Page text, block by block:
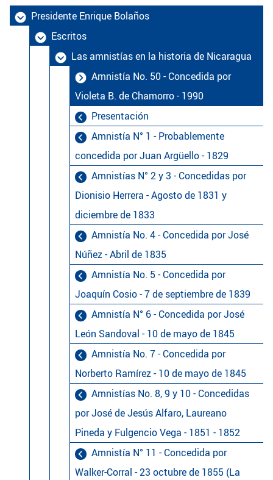
Presidente Enrique Bolaños
Escritos
Las amnistías en la historia de Nicaragua
Presentación
Amnistía N° 1 - Probablemente
concedida por Juan Argüello - 1829
Amnistías N° 2 y 3 - Concedidas por
Dionisio Herrera - Agosto de 1831 y
diciembre de 1833
Amnistía No. 4 - Concedida por José
Núñez - Abril de 1835
Amnistía No. 5 - Concedida por
Joaquín Cosio - 7 de septiembre de 1839
Amnistía N° 6 - Concedida por José
León Sandoval - 10 de mayo de 1845
Amnistía No. 7 - Concedida por
Norberto Ramírez - 10 de mayo de 1845
Amnistías No. 8, 9 y 10 - Concedidas
por José de Jesús Alfaro, Laureano
Pineda y Fulgencio Vega - 1851 - 1852
Amnistía N° 11 - Concedida por
Walker-Corral - 23 octubre de 1855 (La
Amnistía No. 50 - Concedida por
Violeta B. de Chamorro - 1990